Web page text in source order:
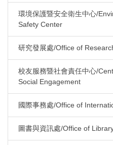
環境保護暨安全衛生中心/
Safety Center
研究發展處/Office of
校友服務暨社會責任中心/
Social Engagement
國際事務處/Office of
圖書與資訊處/Office of